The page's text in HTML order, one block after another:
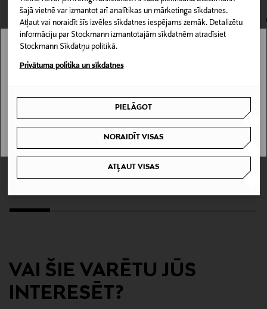
šajā vietnē var izmantot arī analītikas un mārketinga sīkdatnes.
Atļaut vai noraidīt šīs izvēles sīkdatnes iespējams zemāk. Detalizētu
informāciju par Stockmann izmantotajām sīkdatnēm atradīsiet
Stockmann Sīkdatņu politikā.
Privātuma politika un sīkdatnes
PIELĀGOT
NORAIDĪT VISAS
ATĻAUT VISAS
dizains un augstas kvalitātes materiāls padara to par
viegli kombinējamu garderobes sastāvdaļu.
Materiāls
100% kokvilna
Krāsa
Ražotājs
Ražotāja adrese
Lars Sonckin Kaari 6, 02600 Espoo, Finland
IZPĀRDOŠANA 40% KUPONA PRIEKŠROCĪBA
CALVIN KLEIN JEANS
VAI ŠIE VARĒTU JŪS
INTERESĒT?
Stockmann nav pieejams tavā valstī.
I UNDERSTAND